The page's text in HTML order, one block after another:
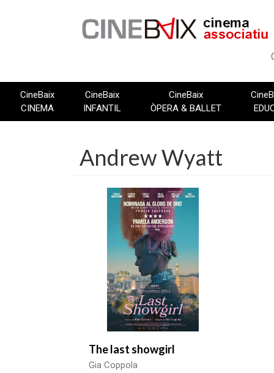
CineBaix
CINEMA
CineBaix
INFANTIL
CineBaix
ÒPERA & BALLET
Andrew Wyatt
The last showgirl
Gia Coppola